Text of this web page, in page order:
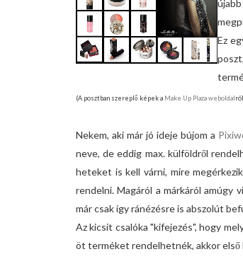
Ez
(A posztban szereplő képek a Make Up Plaza weboldal
Nekem, aki már jó ideje bújom a
neve, de eddig max. külföldről
heteket is kell várni, mire
rendelni. Magáról a márkáról amúgy
már csak így ránézésre is abszolút
Az kicsit csalóka "kifejezés", hogy
öt terméket rendelhetnék, akkor első